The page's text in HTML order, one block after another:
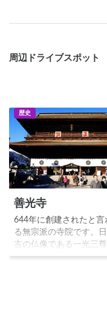
周辺ドライブスポット
歴史
善光寺
644年に創建されたと言
る無宗派の寺院です。
古の仏像である一光三
陀如来を本尊とし、親